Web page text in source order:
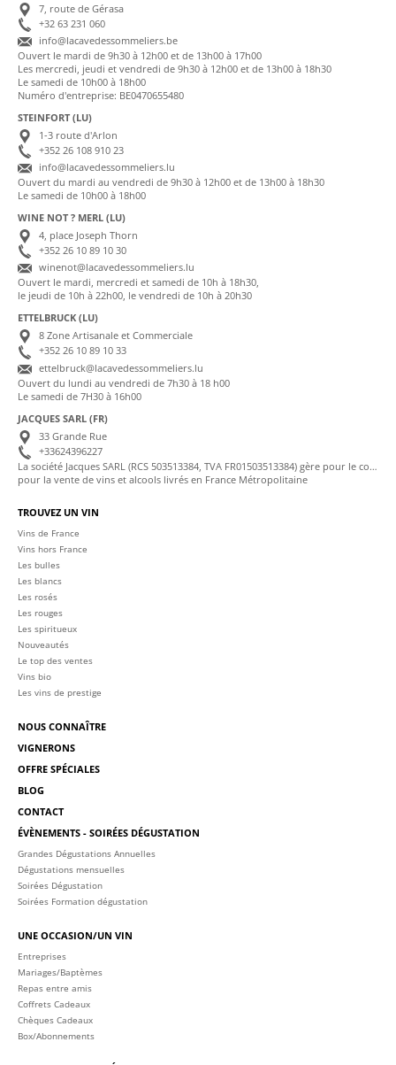
7, route de Gérasa
+32 63 231 060
info@lacavedessommeliers.be
Ouvert le mardi de 9h30 à 12h00 et de 13h00 à 17h00
Les mercredi, jeudi et vendredi de 9h30 à 12h00 et de 13h00 à 18h30
Le samedi de 10h00 à 18h00
Numéro d'entreprise: BE0470655480
STEINFORT (LU)
1-3 route d'Arlon
+352 26 108 910 23
info@lacavedessommeliers.lu
Ouvert du mardi au vendredi de 9h30 à 12h00 et de 13h00 à 18h30
Le samedi de 10h00 à 18h00
WINE NOT ? MERL (LU)
4, place Joseph Thorn
+352 26 10 89 10 30
winenot@lacavedessommeliers.lu
Ouvert le mardi, mercredi et samedi de 10h à 18h30,
le jeudi de 10h à 22h00, le vendredi de 10h à 20h30
ETTELBRUCK (LU)
8 Zone Artisanale et Commerciale
+352 26 10 89 10 33
ettelbruck@lacavedessommeliers.lu
Ouvert du lundi au vendredi de 7h30 à 18 h00
Le samedi de 7H30 à 16h00
JACQUES SARL (FR)
33 Grande Rue
+33624396227
La société Jacques SARL (RCS 503513384, TVA FR01503513384) gère pour le compte de La Cave des Sommeliers les transactions bancaires et la facturation
pour la vente de vins et alcools livrés en France Métropolitaine
TROUVEZ UN VIN
Vins de France
Vins hors France
Les bulles
Les blancs
Les rosés
Les rouges
Les spiritueux
Nouveautés
Le top des ventes
Vins bio
Les vins de prestige
NOUS CONNAÎTRE
VIGNERONS
OFFRE SPÉCIALES
BLOG
CONTACT
ÉVÈNEMENTS - SOIRÉES DÉGUSTATION
Grandes Dégustations Annuelles
Dégustations mensuelles
Soirées Dégustation
Soirées Formation dégustation
UNE OCCASION/UN VIN
Entreprises
Mariages/Baptèmes
Repas entre amis
Coffrets Cadeaux
Chèques Cadeaux
Box/Abonnements